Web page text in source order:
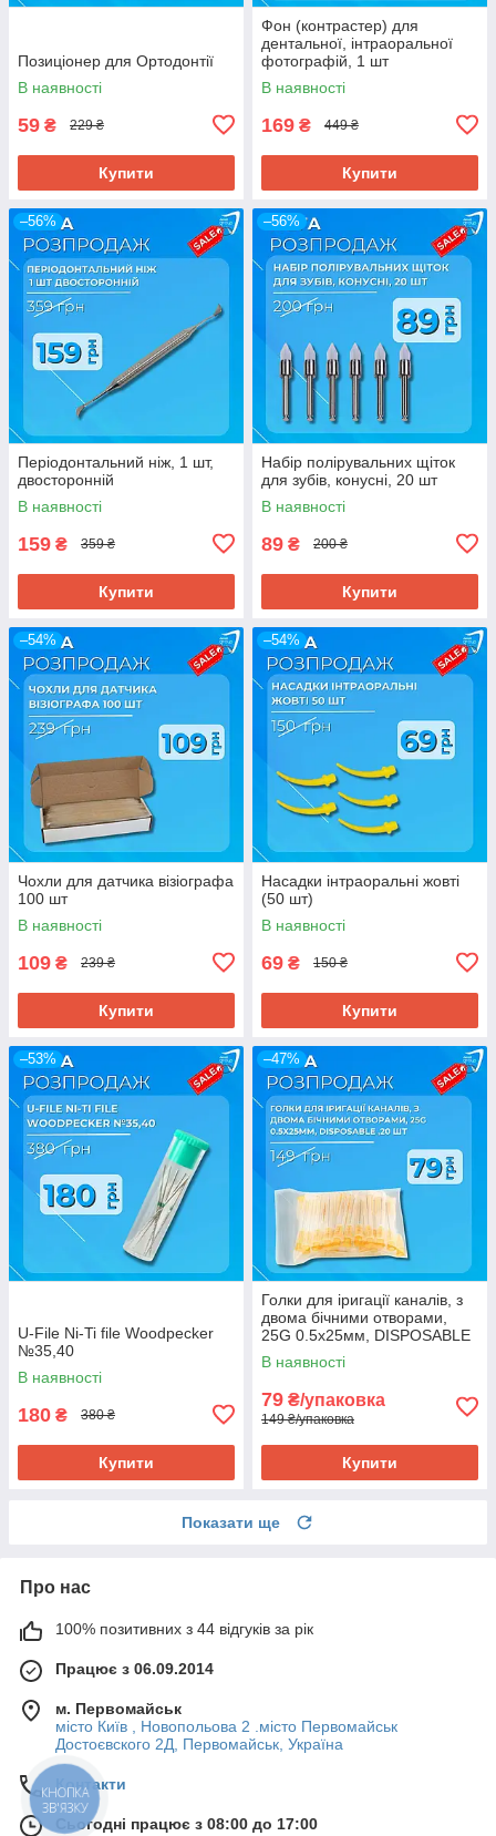
Позиціонер для Ортодонтії
В наявності
59 ₴ 229 ₴
Купити
Фон (контрастер) для
дентальної, інтраоральної
фотографій, 1 шт
В наявності
169 ₴ 449 ₴
Купити
–56%
Періодонтальний ніж, 1 шт,
двосторонній
В наявності
159 ₴ 359 ₴
Купити
–56%
Набір полірувальних щіток
для зубів, конусні, 20 шт
В наявності
89 ₴ 200 ₴
Купити
–54%
Чохли для датчика візіографа
100 шт
В наявності
109 ₴ 239 ₴
Купити
–54%
Насадки інтраоральні жовті
(50 шт)
В наявності
69 ₴ 150 ₴
Купити
–53%
U-File Ni-Ti file Woodpecker
№35,40
В наявності
180 ₴ 380 ₴
Купити
–47%
Голки для іригації каналів, з
двома бічними отворами,
25G 0.5х25мм, DISPOSABLE
,20 шт
В наявності
79 ₴/упаковка
149 ₴/упаковка
Купити
Показати ще
Про нас
100% позитивних з 44 відгуків за рік
Працює з 06.09.2014
м. Первомайськ
місто Київ , Новопольова 2 .місто Первомайськ
Достоєвского 2Д, Первомайськ, Україна
Контакти
Сьогодні працює з 08:00 до 17:00
КНОПКА
ЗВ'ЯЗКУ